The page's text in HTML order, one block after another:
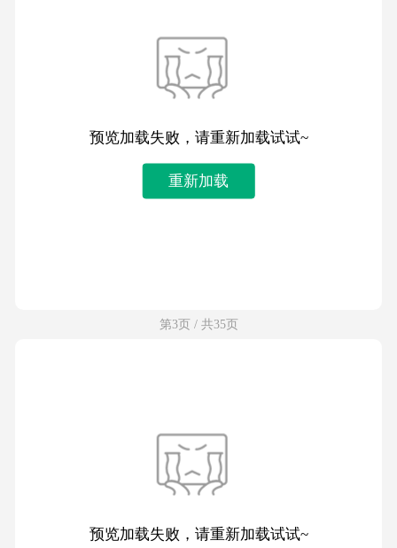
预览加载失败，请重新加载试试~
重新加载
第3页 / 共35页
预览加载失败，请重新加载试试~